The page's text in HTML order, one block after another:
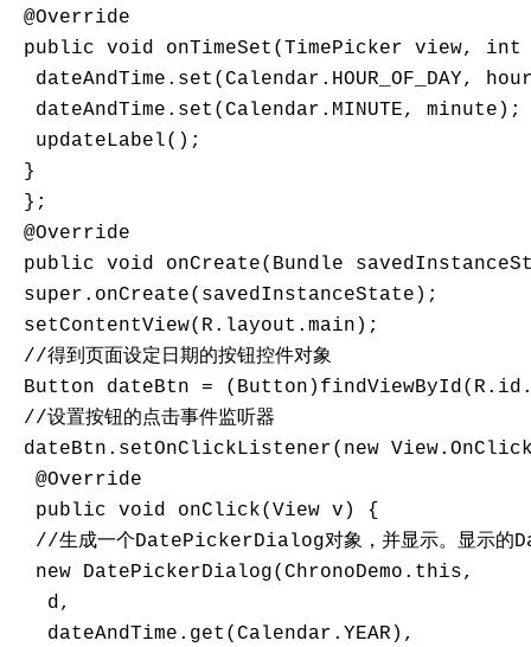
@Override
public void onTimeSet(TimePicker view,
dateAndTime.set(Calendar.HOUR_OF_DAY,
  dateAndTime.set(Calendar.MINUTE, minute);
  updateLabel();
}
};
@Override
public void onCreate(Bundle
super.onCreate(savedInstanceState);
setContentView(R.layout.main);
//得到页面设定日期的按钮控件对象
Button dateBtn =
//设置按钮的点击事件监听器
dateBtn.setOnClickListener(new
  @Override
  public void onClick(View v) {
//生成一个DatePickerDialog对象，并显示。显示的
  new DatePickerDialog(ChronoDemo.this,
   d,
   dateAndTime.get(Calendar.YEAR),